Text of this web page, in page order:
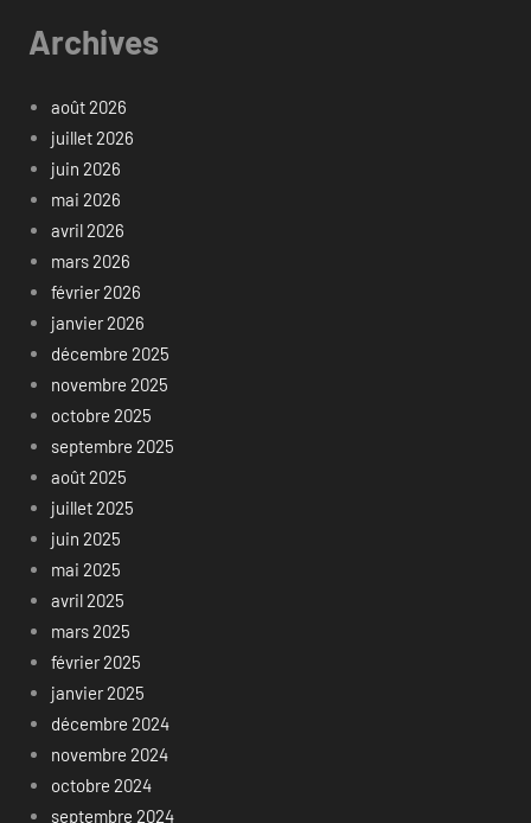
Archives
août 2026
juillet 2026
juin 2026
mai 2026
avril 2026
mars 2026
février 2026
janvier 2026
décembre 2025
novembre 2025
octobre 2025
septembre 2025
août 2025
juillet 2025
juin 2025
mai 2025
avril 2025
mars 2025
février 2025
janvier 2025
décembre 2024
novembre 2024
octobre 2024
septembre 2024